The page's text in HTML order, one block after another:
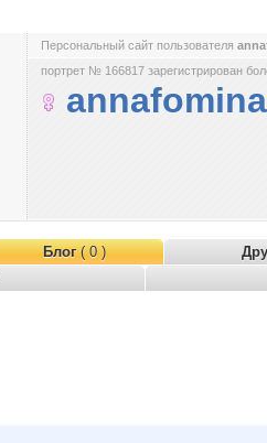
Персональный сайт пользователя
портрет № 166817 зарегистрирован
annafomina
Блог( 0 )